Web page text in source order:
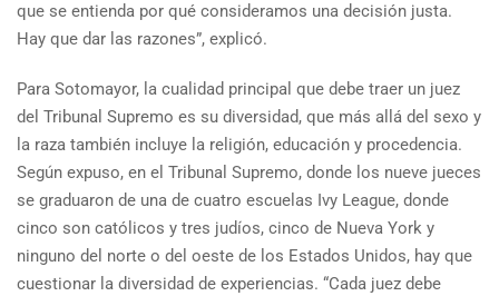
que se entienda por qué consideramos una decisión justa.
Hay que dar las razones”, explicó.
Para Sotomayor, la cualidad principal que debe traer un juez
del Tribunal Supremo es su diversidad, que más allá del sexo y
la raza también incluye la religión, educación y procedencia.
Según expuso, en el Tribunal Supremo, donde los nueve jueces
se graduaron de una de cuatro escuelas Ivy League, donde
cinco son católicos y tres judíos, cinco de Nueva York y
ninguno del norte o del oeste de los Estados Unidos, hay que
cuestionar la diversidad de experiencias. “Cada juez debe